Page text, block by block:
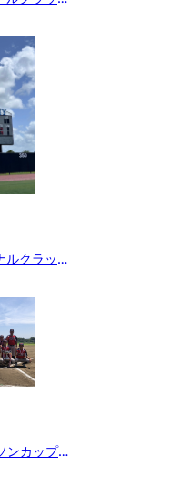
ルクラッシ
ンカップ争